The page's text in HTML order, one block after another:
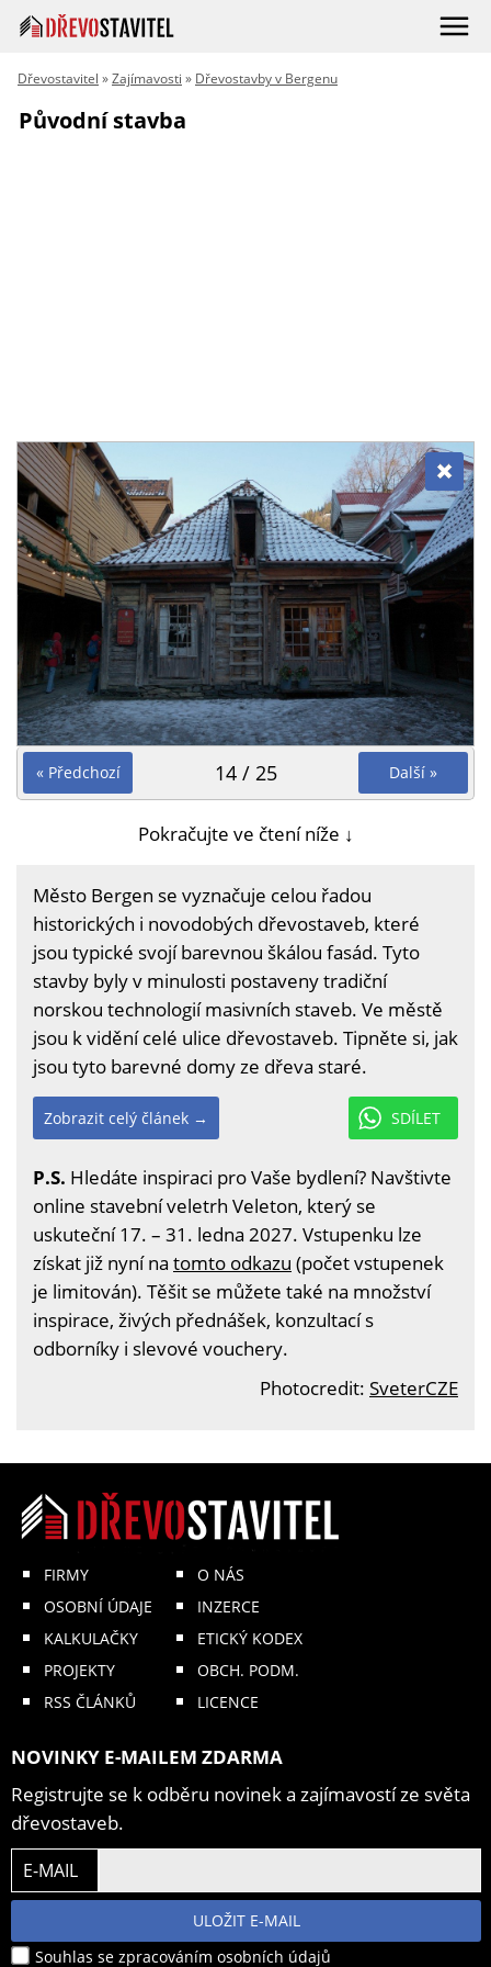
Dřevostavitel »Zajímavosti » Dřevostavby v Bergenu
Původní stavba
« Předchozí Další »
14 / 25
Pokračujte ve čtení níže ↓
Město Bergen se vyznačuje celou řadou
historických i novodobých dřevostaveb, které
jsou typické svojí barevnou škálou fasád. Tyto
stavby byly v minulosti postaveny tradiční
norskou technologií masivních staveb. Ve městě
jsou k vidění celé ulice dřevostaveb. Tipněte si, jak
jsou tyto barevné domy ze dřeva staré.
SDÍLET
Zobrazit celý článek →
P.S. Hledáte inspiraci pro Vaše bydlení? Navštivte
online stavební veletrh Veleton, který se
uskuteční 17. – 31. ledna 2027. Vstupenku lze
získat již nyní na tomto odkazu (počet vstupenek
je limitován). Těšit se můžete také na množství
inspirace, živých přednášek, konzultací s
odborníky i slevové vouchery.
Photocredit: SveterCZE
FIRMY
OSOBNÍ ÚDAJE
KALKULAČKY
PROJEKTY
RSS ČLÁNKŮ
O NÁS
INZERCE
ETICKÝ KODEX
OBCH. PODM.
LICENCE
NOVINKY E-MAILEM ZDARMA
Registrujte se k odběru novinek a zajímavostí ze světa
dřevostaveb.
E-MAIL
ULOŽIT E-MAIL
Souhlas se zpracováním osobních údajů